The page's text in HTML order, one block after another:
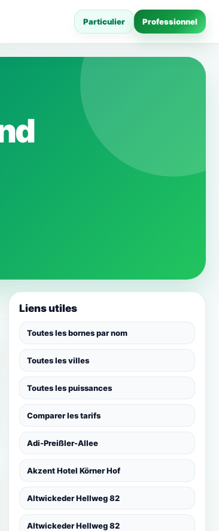
Particulier Professionnel
Liens utiles
Toutes les bornes par nom
Toutes les villes
Toutes les puissances
Comparer les tarifs
Adi-Preißler-Allee
Akzent Hotel Körner Hof
Altwickeder Hellweg 82
Altwickeder Hellweg 82